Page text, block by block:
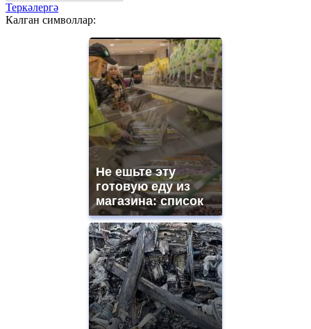
Теркәлергә
Калган символлар:
Не ешьте эту
готовую еду из
магазина: список